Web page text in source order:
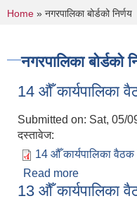
You are here
Home » नगरपालिका बोर्डको निर्णय
नगरपालिका बोर्डको
14 औँ कार्यपालिका
Submitted on: Sat, 05/
दस्तावेज:
14 औँ कार्यपालिका
Read more
13 औँ कार्यपालिका